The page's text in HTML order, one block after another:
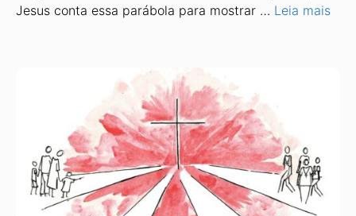
Jesus conta essa parábola para mostrar … Leia mais